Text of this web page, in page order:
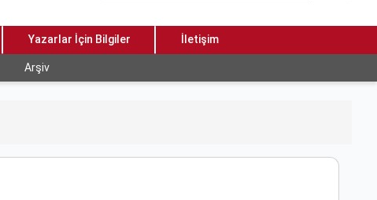
Yazarlar İçin Bilgiler İletişim
Arşiv